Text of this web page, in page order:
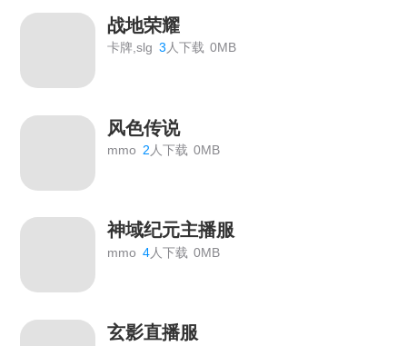
战地荣耀
卡牌,slg 3人下载 0MB
风色传说
mmo 2 人下载 0MB
神域纪元主播服
mmo 4人下载 0MB
玄影直播服